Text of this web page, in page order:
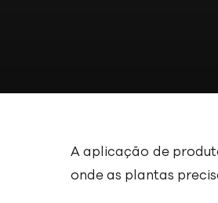
A aplicação de
onde as plantas